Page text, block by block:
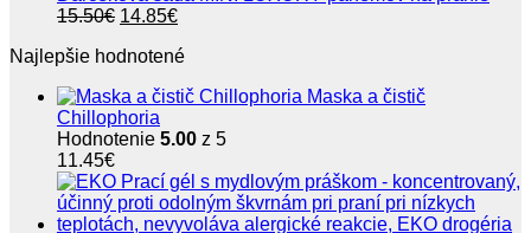
15.50€ Pôvodná
bola:
14.85€Aktuálna
je:
Najlepšie hodnotené
Maska a čistič
Chillophoria
Hodnotenie 5.00 z 5
11.45€